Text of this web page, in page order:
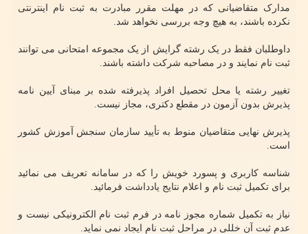
مدارک متقاضیانی که در مهلت مقرر مبادرت به ثبت نام اینترنتی
نکرده باشند، به هیچ وجه بررسی نخواهد شد.
داوطلبان فقط در یک رشته گرایش از یک مجموعه امتحانی می توانند
ثبت نام نمایند و در مصاحبه شرکت داشته باشند.
تغییر رشته یا محل تحصیل افراد پذیرفته شده بر مبنای آیین نامه
پذیرش بدون آزمون در مقطع دکتری، مجاز نیست.
پذیرش نهایی متقاضیان منوط به تأیید سازمان سنجش آموزش کشور
است.
شناسه کاربری و پسورد خویش را که در سامانه تعریف می نمائید
برای تکمیل ثبت نام و اعلام نتایج یادداشت فرمائید.
نیاز به تکمیل شماره مجوز نامه در فرم ثبت نام الکترونیکی نیست و
عدم ثبت آن خللی در مراحل ثبت نام ایجاد نمی نماید.